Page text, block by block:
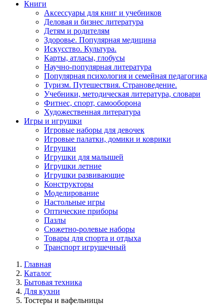
Книги
Аксессуары для книг и учебников
Деловая и бизнес литература
Детям и родителям
Здоровье. Популярная медицина
Искусство. Культура.
Карты, атласы, глобусы
Научно-популярная литература
Популярная психология и семейная педагогика
Туризм. Путешествия. Страноведение.
Учебники, методическая литература, словари
Фитнес, спорт, самооборона
Художественная литература
Игры и игрушки
Игровые наборы для девочек
Игровые палатки, домики и коврики
Игрушки
Игрушки для малышей
Игрушки летние
Игрушки развивающие
Конструкторы
Моделирование
Настольные игры
Оптические приборы
Пазлы
Сюжетно-ролевые наборы
Товары для спорта и отдыха
Транспорт игрушечный
Главная
Каталог
Бытовая техника
Для кухни
Тостеры и вафельницы